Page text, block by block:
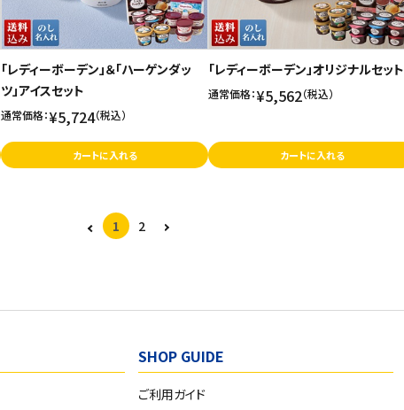
「レディーボーデン」＆「ハーゲンダッ
ツ」アイスセット
通常価格：¥5,724（税込）
カートに入れる
「レディーボーデン」オリジナルセット
通常価格：¥5,562（税込）
カートに入れる
1 2
SHOP GUIDE
ご利用ガイド